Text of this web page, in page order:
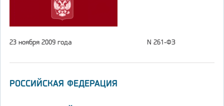
23 ноября 2009 года N 261-ФЗ
РОССИЙСКАЯ ФЕДЕРАЦИЯ